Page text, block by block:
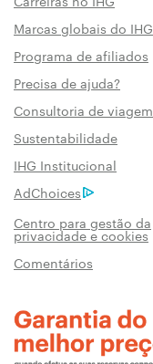
Marcas globais do IHG
Programa de afiliados
Precisa de ajuda?
Consultoria de viagem
Sustentabilidade
IHG Institucional
AdChoices
Centro para gestão da
privacidade e cookies
Comentários